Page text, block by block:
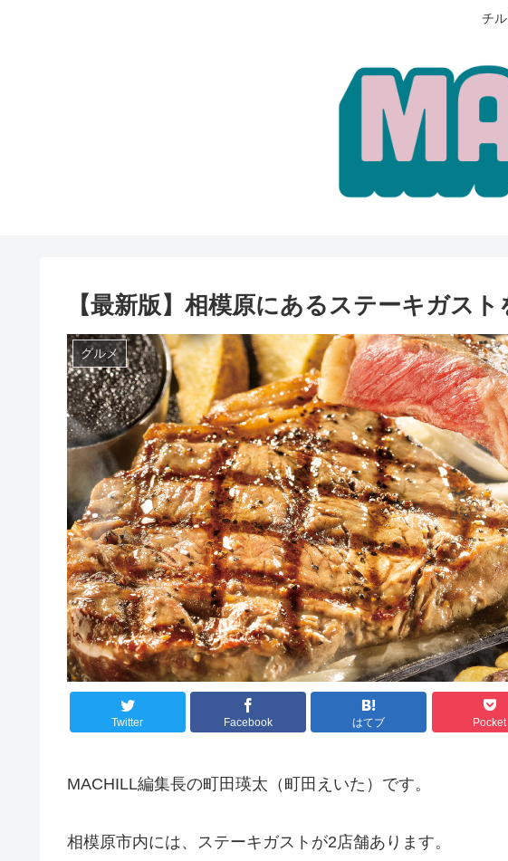
チ
【最新版】相模原にあるステーキガスト
グルメ
Twitter Facebook はてブ Pocket
MACHILL編集長の町田瑛太（町田えいた）です。
相模原市内には、ステーキガストが2店舗あります。